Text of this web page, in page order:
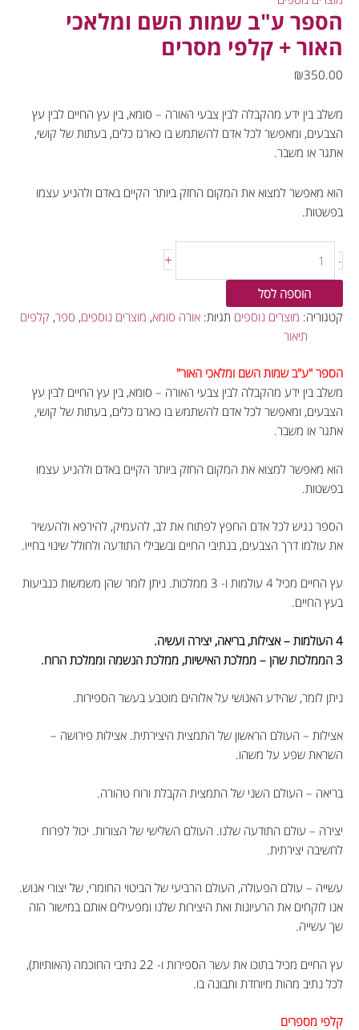
הספר ע"ב שמות השם ומלאכי
האור + קלפי מסרים
₪350.00
משלב בין ידע מהקבלה לבין צבעי האורה – סומא, בין עץ החיים לבין עץ
הצבעים, ומאפשר לכל אדם להשתמש בו כארגז כלים, בעתות של קושי,
אתגר או משבר.
הוא מאפשר למצוא את המקום החזק ביותר הקיים באדם ולהניע עצמו
בפשטות.
-
+
הוספה לסל
קטגוריה: מוצרים נוספים תגיות: אורה סומא, מוצרים נוספים, ספר, קלפים
תיאור
הספר "ע"ב שמות השם ומלאכי האור"
משלב בין ידע מהקבלה לבין צבעי האורה – סומא, בין עץ החיים לבין עץ
הצבעים, ומאפשר לכל אדם להשתמש בו כארגז כלים, בעתות של קושי,
אתגר או משבר.
הוא מאפשר למצוא את המקום החזק ביותר הקיים באדם ולהניע עצמו
בפשטות.
הספר נגיש לכל אדם החפץ לפתוח את לב, להעמיק, להירפא ולהעשיר
את עולמו דרך הצבעים, בנתיבי החיים ובשבילי התודעה ולחולל שינוי בחייו.
עץ החיים מכיל 4 עולמות ו- 3 ממלכות. ניתן לומר שהן משמשות כנביעות
בעץ החיים.
4 העולמות – אצילות, בריאה, יצירה ועשיה.
3 הממלכות שהן – ממלכת האישיות, ממלכת הנשמה וממלכת הרוח.
ניתן לומר, שהידע האנושי על אלוהים מוטבע בעשר הספירות.
אצילות – העולם הראשון של התמצית היצירתית. אצילות פירושה –
השראת שפע על משהו.
בריאה – העולם השני של התמצית הקבלת ורוח טהורה.
יצירה – עולם התודעה שלנו. העולם השלישי של הצורות. יכול לפרוח
לחשיבה יצירתית.
עשייה – עולם הפעולה, העולם הרביעי של הביטוי החומרי, של יצורי אנוש.
אנו לוקחים את הרעיונות ואת היצירות שלנו ומפעילים אותם במישור הזה
שך עשייה.
עץ החיים מכיל בתוכו את עשר הספירות ו- 22 נתיבי החוכמה (האותיות),
לכל נתיב מהות מיוחדת ותבונה בו.
קלפי מספרים